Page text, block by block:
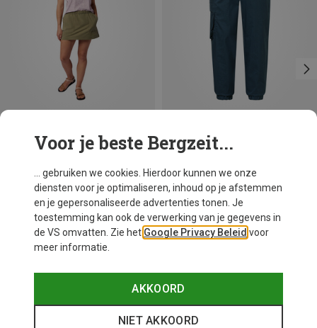
Je bespaart 42% Je bespaart 41%
Voor je beste Bergzeit...
... gebruiken we cookies. Hierdoor kunnen we onze
diensten voor je optimaliseren, inhoud op je afstemmen
en je gepersonaliseerde advertenties tonen. Je
toestemming kan ook de verwerking van je gegevens in
de VS omvatten. Zie het Google Privacy Beleid voor
meer informatie.
AKKOORD
NIET AKKOORD